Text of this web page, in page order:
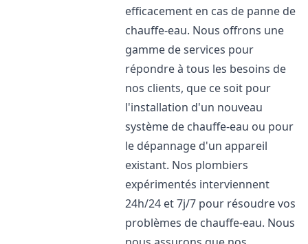
efficacement en cas de panne de
chauffe-eau. Nous offrons une
gamme de services pour
répondre à tous les besoins de
nos clients, que ce soit pour
l'installation d'un nouveau
système de chauffe-eau ou pour
le dépannage d'un appareil
existant. Nos plombiers
expérimentés interviennent
24h/24 et 7j/7 pour résoudre vos
problèmes de chauffe-eau. Nous